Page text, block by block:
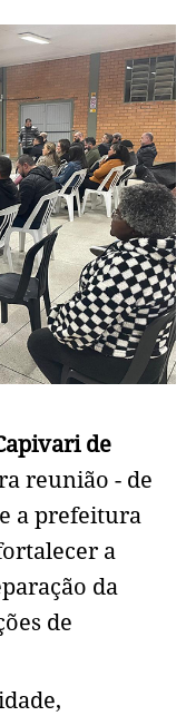
de
reunião - de
a prefeitura
a
da
de